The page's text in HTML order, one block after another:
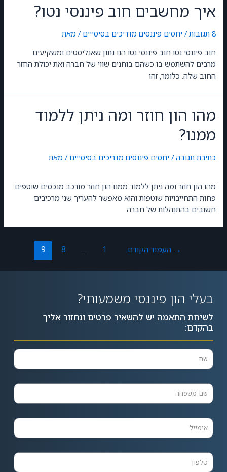
איך מחשבים חוב פיננסי נטו?
8 תגובות / יחסים פיננסים מדריכים בסיסייים / מאת
חוב פיננסי נטו חוב פיננסי נטו הנו נתון שאנליסטים ומשקיעים
מרבים להשתמש בו כשהם בוחנים שווי של חברה ואת יכולת החזר
החוב שלה. כלומר, זהו
מהו הון חוזר ומה ניתן ללמוד
ממנו?
כתיבת תגובה / יחסים פיננסים מדריכים בסיסייים / מאת
מהו הון חוזר ומה ניתן ללמוד ממנו הון חוזר מורכב מנכסים שוטפים
פחות התחייבויות שוטפות והוא מאפשר להעריך שני מרכיבים
חשובים בהתנהלות של חברה
→ העמוד הקודם 1
…
8
9
בעלי הון פיננסי משמעותי?
לשיחת התאמה יש להשאיר פרטים ונחזור אליך
בהקדם: